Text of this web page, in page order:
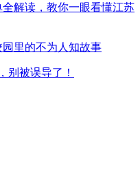
解读，教你一眼看懂江苏
里的不为人知故事
别被误导了！